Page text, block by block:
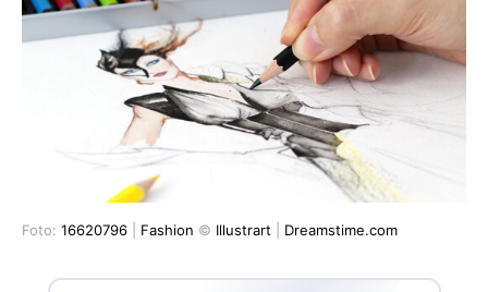
Foto: 16620796 Fashion © Illustrart Dreamstime.com